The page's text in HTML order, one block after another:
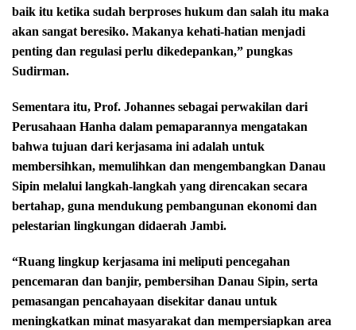
baik itu ketika sudah berproses hukum dan salah itu maka
akan sangat beresiko. Makanya kehati-hatian menjadi
penting dan regulasi perlu dikedepankan,” pungkas
Sudirman.
Sementara itu, Prof. Johannes sebagai perwakilan dari
Perusahaan Hanha dalam pemaparannya mengatakan
bahwa tujuan dari kerjasama ini adalah untuk
membersihkan, memulihkan dan mengembangkan Danau
Sipin melalui langkah-langkah yang direncakan secara
bertahap, guna mendukung pembangunan ekonomi dan
pelestarian lingkungan didaerah Jambi.
“Ruang lingkup kerjasama ini meliputi pencegahan
pencemaran dan banjir, pembersihan Danau Sipin, serta
pemasangan pencahayaan disekitar danau untuk
meningkatkan minat masyarakat dan mempersiapkan area